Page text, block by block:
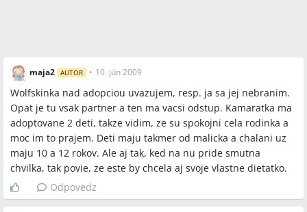
maja2 AUTOR • 10. jún 2009
Wolfskinka nad adopciou uvazujem, resp. ja sa jej nebranim.
Opat je tu vsak partner a ten ma vacsi odstup. Kamaratka ma
adoptovane 2 deti, takze vidim, ze su spokojni cela rodinka a
moc im to prajem. Deti maju takmer od malicka a chalani uz
maju 10 a 12 rokov. Ale aj tak, ked na nu pride smutna
chvilka, tak povie, ze este by chcela aj svoje vlastne dietatko.
Odpovedz